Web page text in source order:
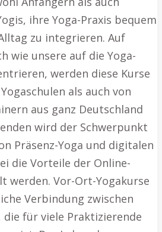
ihre Yoga-Praxis bequem
zu integrieren. Auf
wie unsere auf die Yoga-
werden diese Kurse
als auch von
aus ganz Deutschland
wird der Schwerpunkt
Präsenz-Yoga und digitalen
die Vorteile der Online-
werden. Vor-Ort-Yogakurse
Verbindung zwischen
die für viele Praktizierende